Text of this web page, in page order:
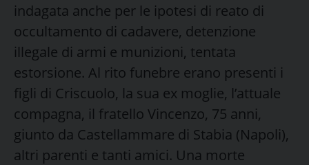
indagata anche per le ipotesi di reato di
occultamento di cadavere, detenzione
illegale di armi e munizioni, tentata
estorsione. Al rito funebre erano presenti i
figli di Criscuolo, la sua ex moglie, l’attuale
compagna, il fratello Vincenzo, 75 anni,
giunto da Castellammare di Stabia (Napoli),
altri parenti e tanti amici. Una morte